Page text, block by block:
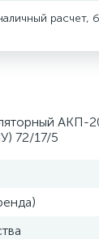
расчет,
АКП-
72/17/5